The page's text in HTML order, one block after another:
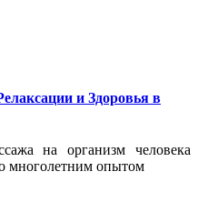
и Здоровья в
на организм человека
многолетним опытом